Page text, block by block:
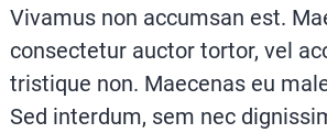
Vivamus non accumsan est.
consectetur auctor tortor, vel
tristique non. Maecenas eu
Sed interdum, sem nec